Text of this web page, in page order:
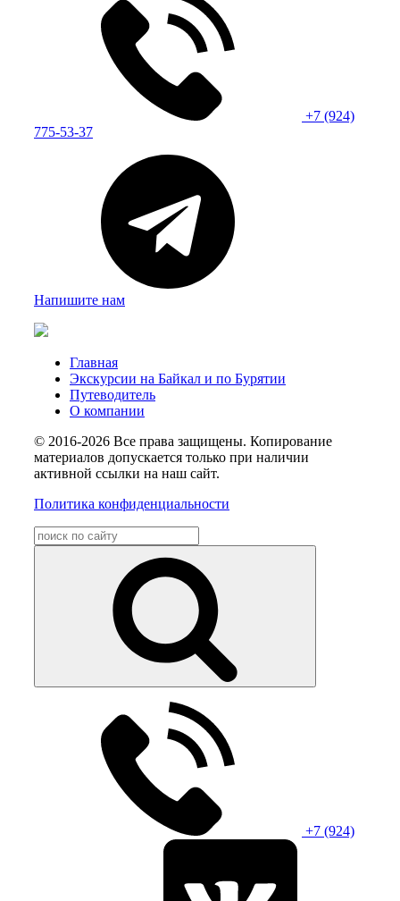
+7 (924)
775-53-37
Напишите нам
Главная
Экскурсии на Байкал и по Бурятии
Путеводитель
О компании
© 2016-2026 Все права защищены. Копирование
материалов допускается только при наличии
активной ссылки на наш сайт.
Политика конфиденциальности
+7 (924)